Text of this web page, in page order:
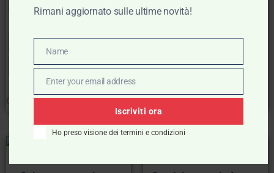
38/39
40
41
Clear
Rimani aggiornato sulle ultime novità!
Name
Name
Email
Enter your email address
Iscriviti ora
Ho preso visione dei termini e condizioni